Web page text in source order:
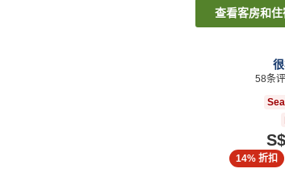
查看客房和
58条
14% 折扣